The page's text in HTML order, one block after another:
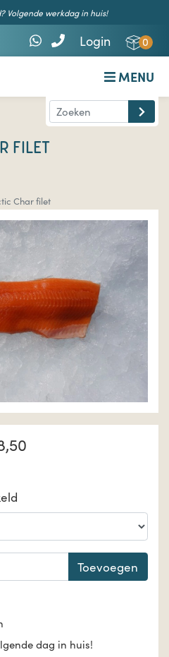
Volgende werkdag in huis!
Login 0
MENU
FILET
Char filet
Toevoegen
dag in huis!